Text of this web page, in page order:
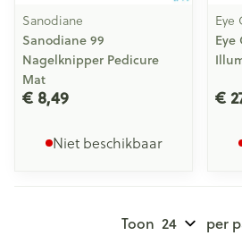
Sanodiane
Sanodiane 99
Nagelknipper Pedicure
Mat
€ 8,49
Niet beschikbaar
Eye
Eye
€
Toon per